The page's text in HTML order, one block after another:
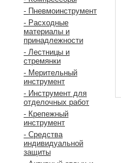
- Пневмоинструмент
- Расходные
материалы и
принадлежности
- Лестницы и
стремянки
- Мерительный
инструмент
- Инструмент для
отделочных работ
- Крепежный
инструмент
- Средства
индивидуальной
защиты